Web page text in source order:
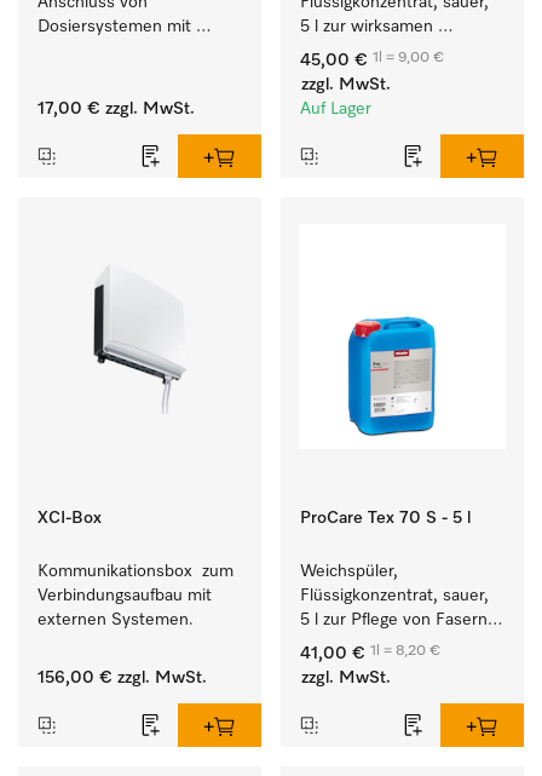
Dosiersystemen mit
17,00 € zzgl. MwSt.
5 l zur wirksamen
Entfernung von
hartnäckigen Flecken.
45,00 € 1l = 9,00 €
zzgl. MwSt.
Auf Lager
XCI-Box
Kommunikationsbox  zum
Verbindungsaufbau mit
externen Systemen.
156,00 € zzgl. MwSt.
ProCare Tex 70 S - 5 l
Weichspüler,
Flüssigkonzentrat, sauer,
5 l zur Pflege von Fasern
für eine langfristige
Geschmeidigkeit der
41,00 € 1l = 8,20 €
zzgl. MwSt.